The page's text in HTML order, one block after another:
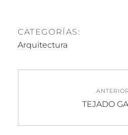
CATEGORÍAS:
Arquitectura
entradas
ANTERIOR
Entrada
TEJADO